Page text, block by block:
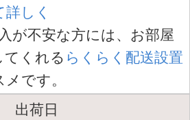
しく
が不安な方には、お部屋
てくれる らくらく配送設置
です。
出荷日